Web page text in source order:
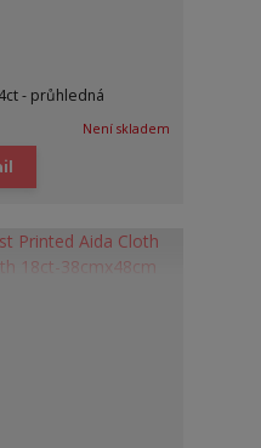
- průhledná
Není skladem